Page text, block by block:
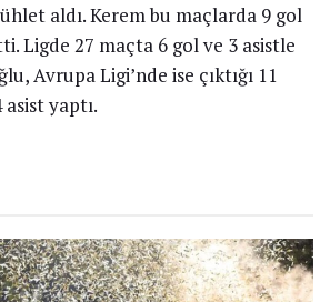
aldı. Kerem bu maçlarda 9 gol
Ligde 27 maçta 6 gol ve 3 asistle
Avrupa Ligi’nde ise çıktığı 11
yaptı.